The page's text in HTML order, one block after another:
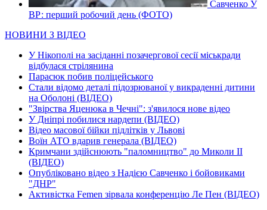
Савченко У
ВР: перший робочий день (ФОТО)
НОВИНИ З ВІДЕО
У Нікополі на засіданні позачергової сесії міськради
відбулася стрілянина
Парасюк побив поліцейського
Стали відомо деталі підозрюваної у викраденні дитини
на Оболоні (ВІДЕО)
"Звірства Яценюка в Чечні": з'явилося нове відео
У Дніпрі побилися нардепи (ВІДЕО)
Відео масової бійки підлітків у Львові
Воїн АТО вдарив генерала (ВІДЕО)
Кримчани здійснюють "паломництво" до Миколи ІІ
(ВІДЕО)
Опубліковано відео з Надією Савченко і бойовиками
"ДНР"
Активістка Femen зірвала конференцію Ле Пен (ВІДЕО)